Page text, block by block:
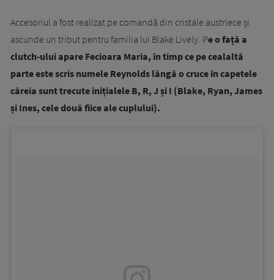
Accesoriul a fost realizat pe comandă din cristale austriece și
ascunde un tribut pentru familia lui Blake Lively. Pe o față a
clutch-ului apare Fecioara Maria, în timp ce pe cealaltă
parte este scris numele Reynolds lângă o cruce în capetele
căreia sunt trecute inițialele B, R, J și I (Blake, Ryan, James
și Ines, cele două fiice ale cuplului).